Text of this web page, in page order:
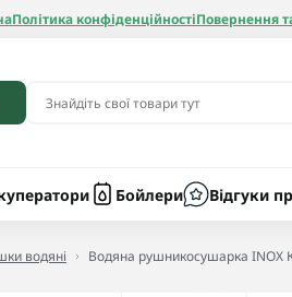
Політика конфіденційностіПовернення
Бойлери Відгуки
водяні Водяна рушникосушарка INOX